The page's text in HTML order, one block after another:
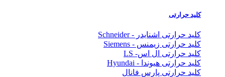
کلید حرارتی
کلید حرارتی اشنایدر - Schneider
کلید حرارتی زیمنس - Siemens
کلید حرارتی ال اس- LS
کلید حرارتی هیوندا - Hyundai
کلید حرارتی پارس فانال